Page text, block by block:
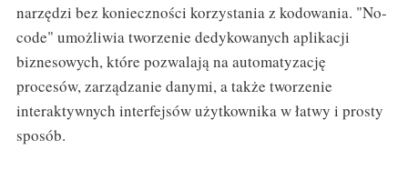
narzędzi bez konieczności korzystania z kodowania. "No-
code" umożliwia tworzenie dedykowanych aplikacji
biznesowych, które pozwalają na automatyzację
procesów, zarządzanie danymi, a także tworzenie
interaktywnych interfejsów użytkownika w łatwy i prosty
sposób.